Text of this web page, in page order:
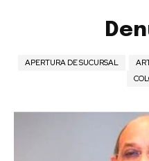
APERTURA DE SUCURSAL